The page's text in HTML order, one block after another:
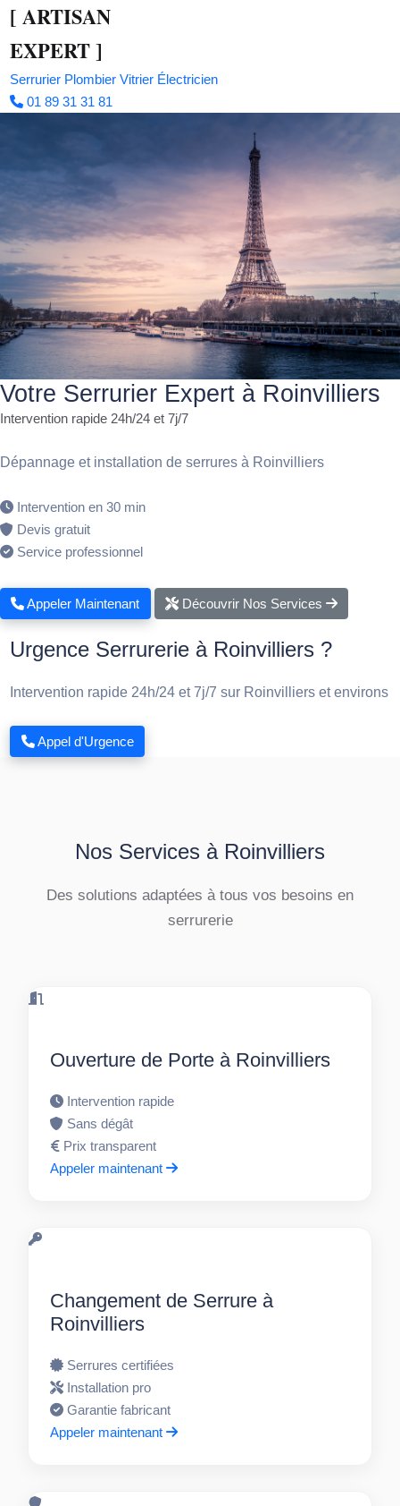
[ ARTISAN
EXPERT]
Serrurier Plombier Vitrier Électricien
01 89 31 31 81
Votre Serrurier Expert à Roinvilliers
Intervention rapide 24h/24 et 7j/7
Dépannage et installation de serrures à Roinvilliers
Intervention en 30 min
Devis gratuit
Service professionnel
Appeler Maintenant Découvrir Nos Services
Urgence Serrurerie à Roinvilliers ?
Intervention rapide 24h/24 et 7j/7 sur Roinvilliers et environs
Appel d'Urgence
Nos Services à Roinvilliers
Des solutions adaptées à tous vos besoins en
serrurerie
Ouverture de Porte à Roinvilliers
Intervention rapide
Sans dégât
Prix transparent
Appeler maintenant
Changement de Serrure à
Roinvilliers
Serrures certifiées
Installation pro
Garantie fabricant
Appeler maintenant